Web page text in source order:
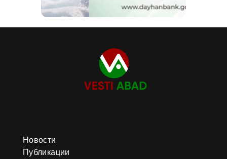
Новости
Публикации